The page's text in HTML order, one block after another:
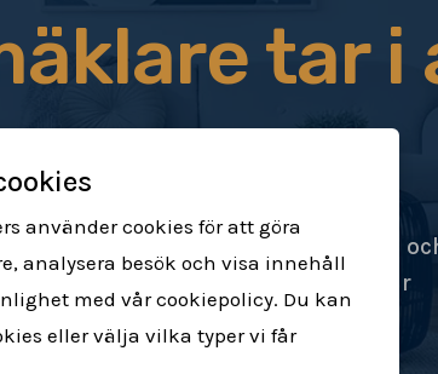
tar i
mäklare tar för att sälja
din bostad
Spara tid
pengar
använder cookies för att göra
analysera besök och visa innehåll
med vår cookiepolicy. Du kan
eller välja vilka typer vi får